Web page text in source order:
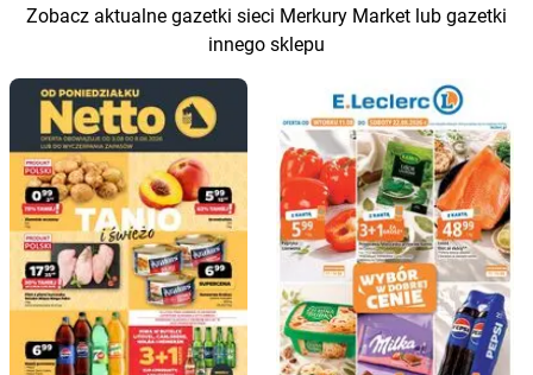
Zobacz aktualne gazetki sieci Merkury Market lub gazetki
innego sklepu